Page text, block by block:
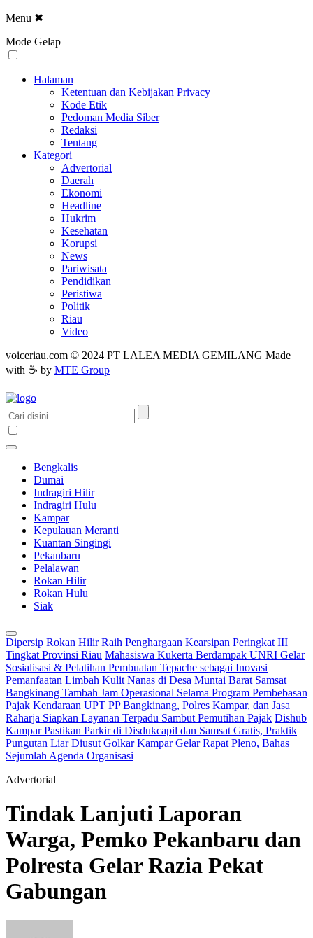
Menu ✖
Mode Gelap
Halaman
Ketentuan dan Kebijakan Privacy
Kode Etik
Pedoman Media Siber
Redaksi
Tentang
Kategori
Advertorial
Daerah
Ekonomi
Headline
Hukrim
Kesehatan
Korupsi
News
Pariwisata
Pendidikan
Peristiwa
Politik
Riau
Video
voiceriau.com © 2024 PT LALEA MEDIA GEMILANG Made
with ☕ by MTE Group
Bengkalis
Dumai
Indragiri Hilir
Indragiri Hulu
Kampar
Kepulauan Meranti
Kuantan Singingi
Pekanbaru
Pelalawan
Rokan Hilir
Rokan Hulu
Siak
Dipersip Rokan Hilir Raih Penghargaan Kearsipan Peringkat III
Tingkat Provinsi Riau Mahasiswa Kukerta Berdampak UNRI Gelar
Sosialisasi & Pelatihan Pembuatan Tepache sebagai Inovasi
Pemanfaatan Limbah Kulit Nanas di Desa Muntai Barat Samsat
Bangkinang Tambah Jam Operasional Selama Program Pembebasan
Pajak Kendaraan UPT PP Bangkinang, Polres Kampar, dan Jasa
Raharja Siapkan Layanan Terpadu Sambut Pemutihan Pajak Dishub
Kampar Pastikan Parkir di Disdukcapil dan Samsat Gratis, Praktik
Pungutan Liar Diusut Golkar Kampar Gelar Rapat Pleno, Bahas
Sejumlah Agenda Organisasi
Advertorial
Tindak Lanjuti Laporan
Warga, Pemko Pekanbaru dan
Polresta Gelar Razia Pekat
Gabungan